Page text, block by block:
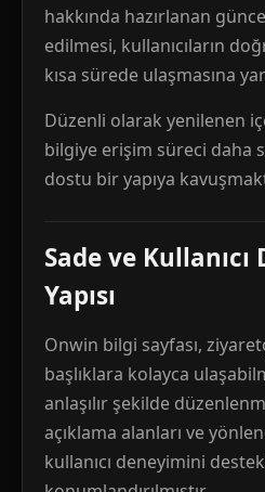
hakkında hazırlanan
edilmesi, kullanıcıların
kısa sürede ulaşmasına
Düzenli olarak yenilenen
bilgiye erişim süreci daha
dostu bir yapıya
Sade ve
Yapısı
Onwin bilgi sayfası,
başlıklara kolayca
anlaşılır şekilde
açıklama alanları ve
kullanıcı deneyimini